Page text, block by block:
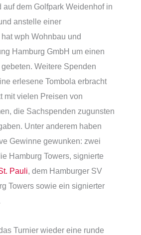
auf dem Golfpark Weidenhof in
anstelle einer
wph Wohnbau und
Hamburg GmbH um einen
Weitere Spenden
erlesene Tombola erbracht
mit vielen Preisen von
die Sachspenden zugunsten
Unter anderem haben
Gewinne gewunken: zwei
Hamburg Towers, signierte
Pauli, dem Hamburger SV
Towers sowie ein signierter
Turnier wieder eine runde